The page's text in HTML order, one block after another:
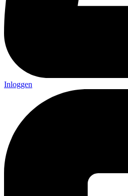
Inloggen